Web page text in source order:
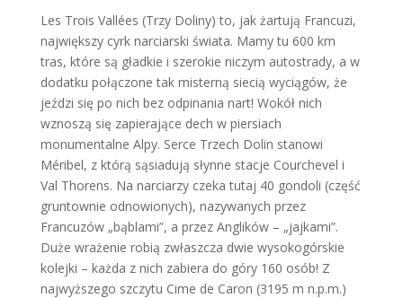
Les Trois Vallées (Trzy Doliny) to, jak żartują Francuzi,
największy cyrk narciarski świata. Mamy tu 600 km
tras, które są gładkie i szerokie niczym autostrady, a w
dodatku połączone tak misterną siecią wyciągów, że
jeździ się po nich bez odpinania nart! Wokół nich
wznoszą się zapierające dech w piersiach
monumentalne Alpy. Serce Trzech Dolin stanowi
Méribel, z którą sąsiadują słynne stacje Courchevel i
Val Thorens. Na narciarzy czeka tutaj 40 gondoli (część
gruntownie odnowionych), nazywanych przez
Francuzów „bąblami”, a przez Anglików – „jajkami”.
Duże wrażenie robią zwłaszcza dwie wysokogórskie
kolejki – każda z nich zabiera do góry 160 osób! Z
najwyższego szczytu Cime de Caron (3195 m n.p.m.)